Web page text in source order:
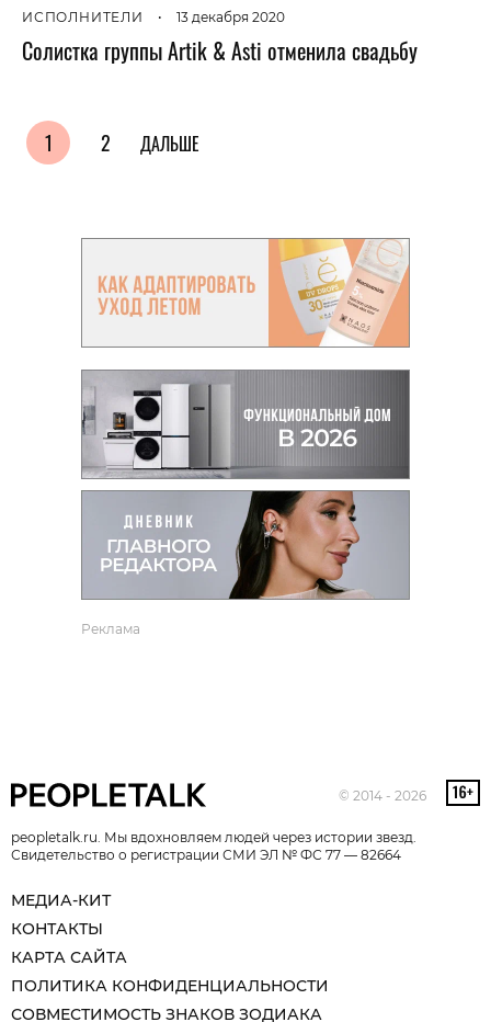
ИСПОЛНИТЕЛИ • 13 декабря 2020
Солистка группы Artik & Asti отменила свадьбу
1 2 ДАЛЬШЕ
Реклама
© 2014 - 2026
peopletalk.ru. Мы вдохновляем людей через истории звезд.
Свидетельство о регистрации СМИ ЭЛ № ФС 77 — 82664
МЕДИА-КИТ
КОНТАКТЫ
КАРТА САЙТА
ПОЛИТИКА КОНФИДЕНЦИАЛЬНОСТИ
СОВМЕСТИМОСТЬ ЗНАКОВ ЗОДИАКА